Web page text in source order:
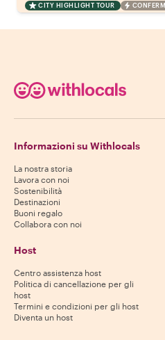
CITY HIGHLIGHT TOUR
Informazioni su Withlocals
La nostra storia
Lavora con noi
Sostenibilità
Destinazioni
Buoni regalo
Collabora con noi
Host
Centro assistenza host
Politica di cancellazione per gli
host
Termini e condizioni per gli host
Diventa un host